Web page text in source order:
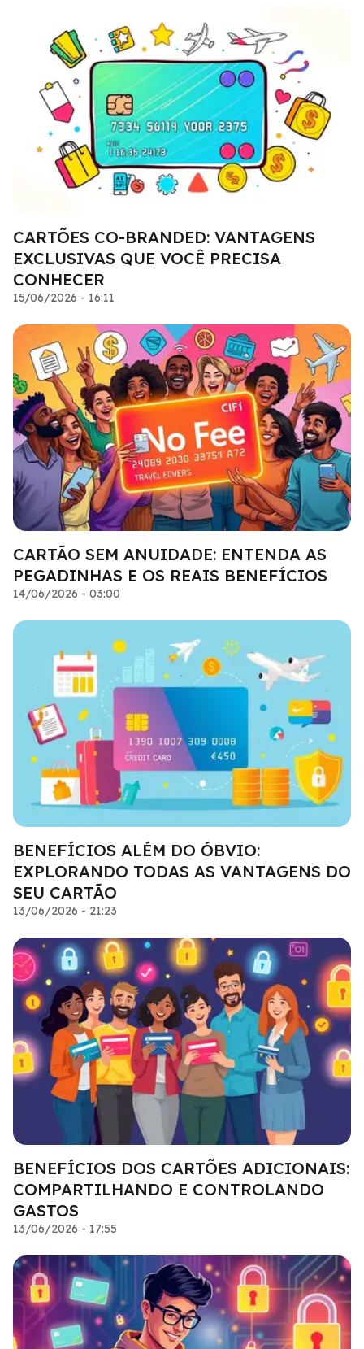
CARTÕES CO-BRANDED: VANTAGENS
EXCLUSIVAS QUE VOCÊ PRECISA
CONHECER
15/06/2026 - 16:11
CARTÃO SEM ANUIDADE: ENTENDA AS
PEGADINHAS E OS REAIS BENEFÍCIOS
14/06/2026 - 03:00
BENEFÍCIOS ALÉM DO ÓBVIO:
EXPLORANDO TODAS AS VANTAGENS DO
SEU CARTÃO
13/06/2026 - 21:23
BENEFÍCIOS DOS CARTÕES ADICIONAIS:
COMPARTILHANDO E CONTROLANDO
GASTOS
13/06/2026 - 17:55